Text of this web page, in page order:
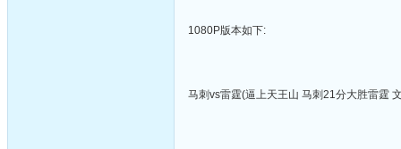
1080P版本如下:
马刺vs雷霆(逼上天王山 马刺21分大胜雷霆